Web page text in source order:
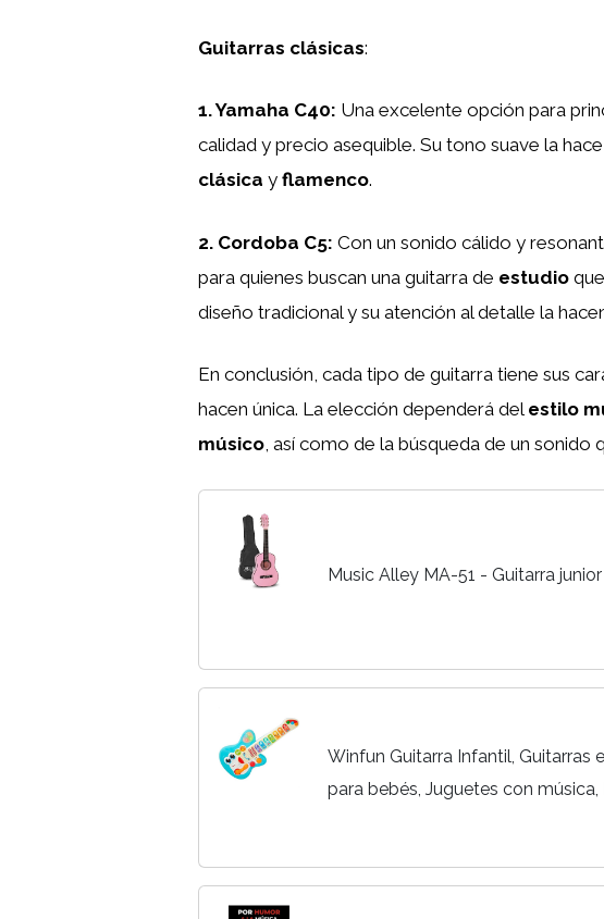
Guitarras clásicas:
1.Yamaha C40: Una excelente opción para
calidad y precio asequible. Su tono suave la
clásica y flamenco.
2. Cordoba C5: Con un sonido cálido y
para quienes buscan una guitarra de estudio
diseño tradicional y su atención al detalle la
En conclusión, cada tipo de guitarra tiene sus
hacen única. La elección dependerá del estilo
músico, así como de la búsqueda de un sonido
Music Alley MA-51 - Guitarra junior
Winfun Guitarra Infantil, Guitarras
para bebés, Juguetes con música,